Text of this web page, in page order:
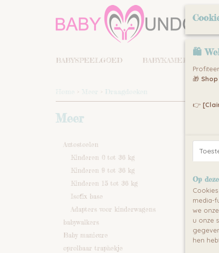
BABYSPEELGOED BABYKAMERS
Home > Meer > Draagdoeken
Meer
Autostoelen
Kinderen 0 tot 36 kg
Kinderen 9 tot 36 kg
Kinderen 15 tot 36 kg
Isofix base
Adapters voor kinderwagens
babywalkers
Baby manicure
oprolbaar traphekje
🛍
🎁
👉
Op
media-
we
u onze
hen